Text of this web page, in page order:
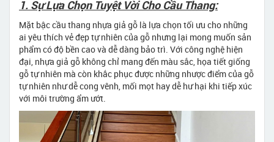
1. Sự Lựa Chọn Tuyệt Vời Cho Cầu Thang:
Mặt bậc cầu thang nhựa giả gỗ là lựa chọn tối ưu cho những
ai yêu thích vẻ đẹp tự nhiên của gỗ nhưng lại mong muốn sản
phẩm có độ bền cao và dễ dàng bảo trì. Với công nghệ hiện
đại, nhựa giả gỗ không chỉ mang đến màu sắc, họa tiết giống
gỗ tự nhiên mà còn khắc phục được những nhược điểm của gỗ
tự nhiên như dễ cong vênh, mối mọt hay dễ hư hại khi tiếp xúc
với môi trường ẩm ướt.